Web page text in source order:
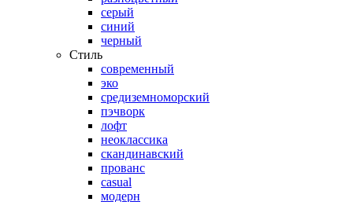
серый
синий
черный
Стиль
современный
эко
средиземноморский
пэчворк
лофт
неоклассика
скандинавский
прованс
casual
модерн